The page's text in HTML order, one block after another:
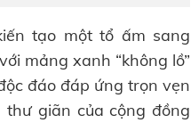
tạo một tổ ấm sang
mảng xanh “không lồ”
đáo đáp ứng trọn vẹn
giãn của cộng đồng